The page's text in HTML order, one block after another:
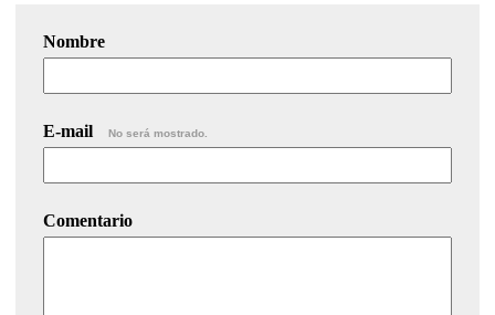
Nombre
E-mail No será mostrado.
Comentario